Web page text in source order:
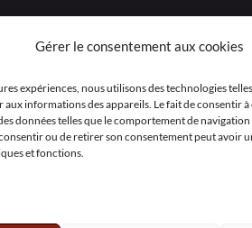
Gérer le consentement aux cookies
expériences, nous utilisons des technologies
aux informations des appareils. Le fait de consentir
données telles que le comportement de navigation
consentir ou de retirer son consentement peut avoir
et fonctions.